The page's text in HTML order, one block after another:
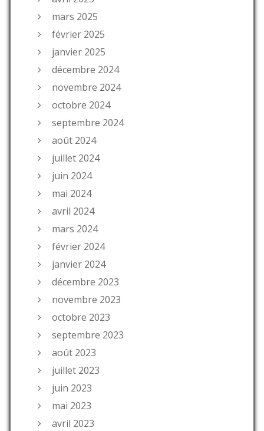
mars 2025
février 2025
janvier 2025
décembre 2024
novembre 2024
octobre 2024
septembre 2024
août 2024
juillet 2024
juin 2024
mai 2024
avril 2024
mars 2024
février 2024
janvier 2024
décembre 2023
novembre 2023
octobre 2023
septembre 2023
août 2023
juillet 2023
juin 2023
mai 2023
avril 2023